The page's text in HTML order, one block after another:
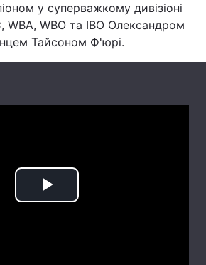
Туризм
Погода
у суперважкому дивізіоні
WBA, WBO та IBO Олександром
Тайсоном Ф'юрі.
Play